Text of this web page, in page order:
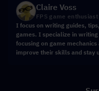
Claire Voss
FPS game enthusiast
I focus on writing guides,
games. I specialize in
focusing on game
improve their skills and stay